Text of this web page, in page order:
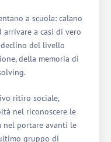
a scuola: calano
a casi di vero
del livello
della memoria di
ritiro sociale,
nel riconoscere le
nel portare avanti le
gruppo di